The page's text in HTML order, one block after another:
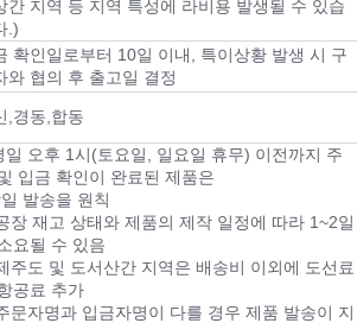
간 지역 등 지역 특성에 라비용 발생될 수 있습
.)
확인일로부터 10일 이내, 특이상황 발생 시 구
와 협의 후 출고일 결정
,경동,합동
일 오후 1시(토요일, 일요일 휴무) 이전까지 주
입금 확인이 완료된 제품은
발송을 원칙
장 재고 상태와 제품의 제작 일정에 따라 1~2일
요될 수 있음
주도 및 도서산간 지역은 배송비 이외에 도선료
공료 추가
문자명과 입금자명이 다를 경우 제품 발송이 지